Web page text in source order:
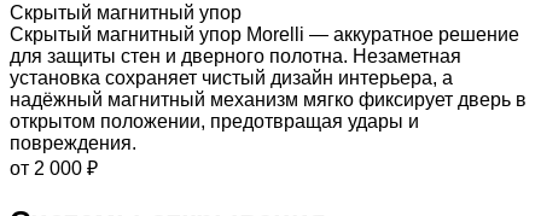
Скрытый магнитный упор
Скрытый магнитный упор Morelli — аккуратное решение
для защиты стен и дверного полотна. Незаметная
установка сохраняет чистый дизайн интерьера, а
надёжный магнитный механизм мягко фиксирует дверь в
открытом положении, предотвращая удары и
повреждения.
от 2 000 ₽